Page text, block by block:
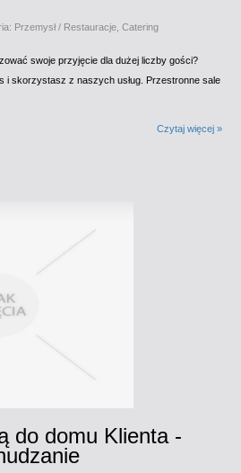
Przemysł / Restauracje, Catering
swoje przyjęcie dla dużej liczby gości?
i skorzystasz z naszych usług. Przestronne sale
Czytaj więcej »
do domu Klienta -